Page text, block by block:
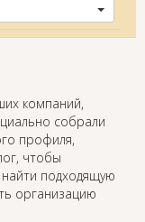
компаний,
собрали
профиля,
чтобы
подходящую
организацию